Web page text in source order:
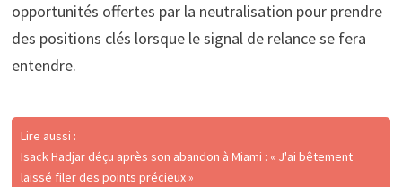
opportunités offertes par la neutralisation pour prendre
des positions clés lorsque le signal de relance se fera
entendre.
Lire aussi :
Isack Hadjar déçu après son abandon à Miami : « J'ai bêtement
laissé filer des points précieux »